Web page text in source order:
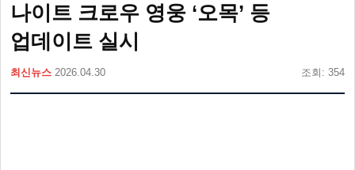
나이트 크로우 영웅 ‘오목’ 등
업데이트 실시
최신뉴스 2026.04.30 조회: 354